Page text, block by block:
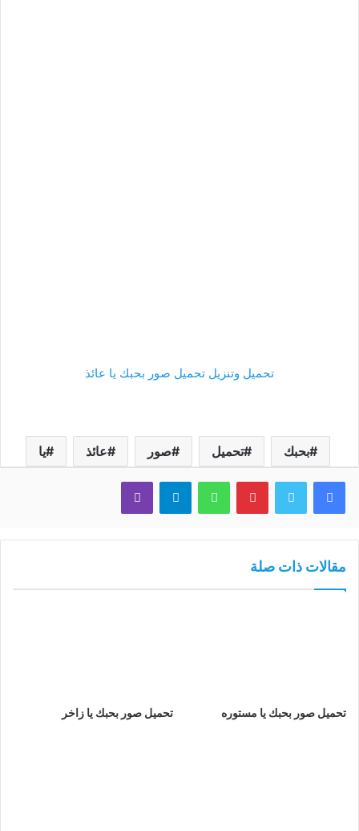
تحميل وتنزيل تحميل صور بحبك يا عائذ
بحبك تحميل صور عائذ يا
فيسبوك تويتر بينتيريستواتساب تيلقرام ڤايبر
مقالات ذات صلة
تحميل صور بحبك يا مستوره تحميل صور بحبك يا زاخر